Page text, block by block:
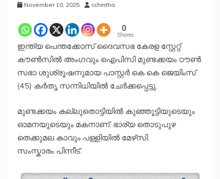
November 10, 2025 cchintha
0
Shares
ഇന്ത്യ പെന്തക്കോസ് ദൈവസഭ കേരള സ്റ്റേറ്റ്
കൗൺസിൽ അംഗവും ഐപിസി മുണ്ടക്കയം ഠൗൺ
സഭാ ശുശ്രൂഷനുമായ പാസ്റ്റർ കെ കെ ജെയിംസ്
(45) കർതൃ സന്നിധിയിൽ ചേർക്കപ്പെട്ടു.
മുണ്ടക്കയം കല്ലുതൊട്ടിയിൽ കുഞ്ഞൂട്ടിയുടെയും
ഓമനയുടെയും മകനാണ്. ഭാര്യ തൊടുപുഴ
തെക്കുമല കാവും പള്ളിയിൽ മേഴ്‌സി.
സംസ്കാരം പിന്നീട്